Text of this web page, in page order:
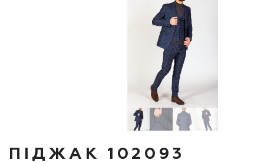
ПІДЖАК 102093